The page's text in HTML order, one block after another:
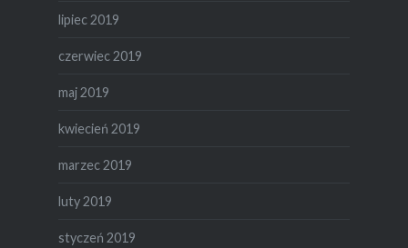
lipiec 2019
czerwiec 2019
maj 2019
kwiecień 2019
marzec 2019
luty 2019
styczeń 2019